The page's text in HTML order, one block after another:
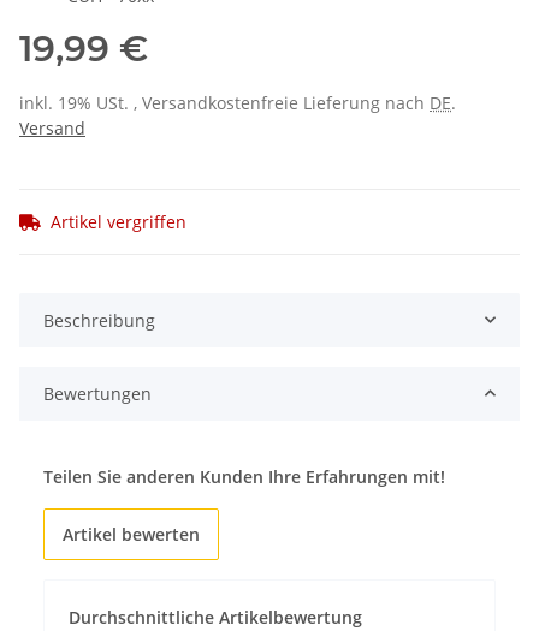
19,99 €
inkl. 19% USt. , Versandkostenfreie Lieferung nach DE.
Versand
Artikel vergriffen
Beschreibung
Bewertungen
Durchschnittliche Artikelbewertung
Teilen Sie anderen Kunden Ihre Erfahrungen mit!
Artikel bewerten